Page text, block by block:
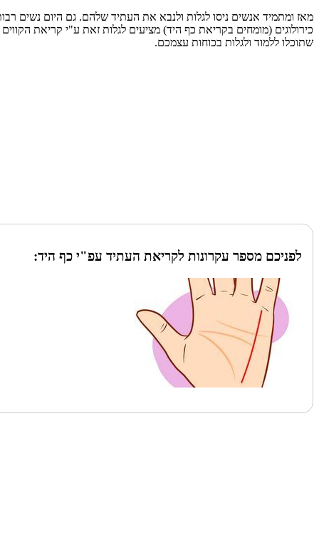
מאז ומתמיד אנשים ניסו לגלות ולנבא את העתיד שלהם. גם היום נשים
כירולוגים (מומחים בקריאת כף היד) מציעים לגלות זאת ע"י קריאת
שתוכלו ללמוד ולגלות בכוחות עצמכם.
לפניכם מספר עקרונות לקריאת העתיד עפ"י כף היד: